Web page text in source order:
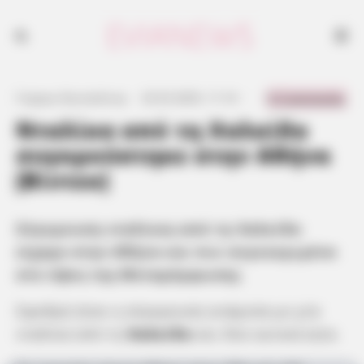
Νταλίκα από τη Χαλκίδα
συγκρούστηκε στην Αθήνα
[Βίντεο]
Σύγκρουση νταλίκας από τη Χαλκίδα
στο ύψος της Μεταμόρφωσης